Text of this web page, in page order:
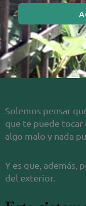
Solemos pensar
que te puede tocar
algo malo y nada
Y es que, además,
del exterior.